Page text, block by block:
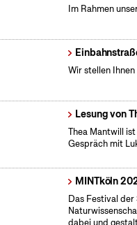
Im Rahmen
Wir stellen
Lesung von
Thea Mantwill
Gespräch mit
MINTköln
Das Festival